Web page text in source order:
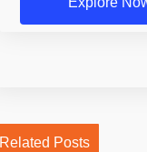
Related Posts